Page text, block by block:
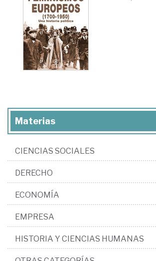
Materias
CIENCIAS SOCIALES
DERECHO
ECONOMÍA
EMPRESA
HISTORIA Y CIENCIAS HUMANAS